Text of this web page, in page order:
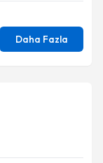
Daha Fazla